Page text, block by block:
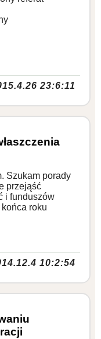
23:6:11
Szukam porady
przejąść
i funduszów
roku
10:2:54